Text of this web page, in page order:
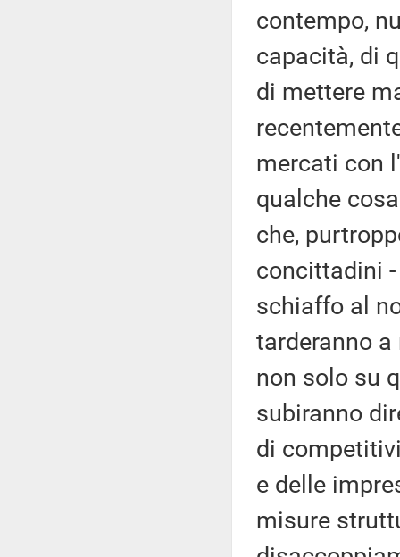
contempo,
capacità, di
di mettere
mercati con
qualche
che,
concittadini
schiaffo al
tarderanno
non solo su
subiranno
di
e delle
misure